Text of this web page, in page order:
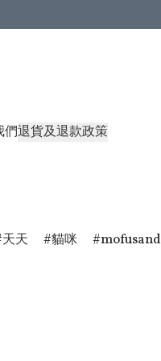
們退貨及退款政策
天天 貓咪 mofusand